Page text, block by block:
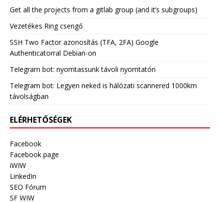
Get all the projects from a gitlab group (and it’s subgroups)
Vezetékes Ring csengő
SSH Two Factor azonosítás (TFA, 2FA) Google
Authenticatorral Debian-on
Telegram bot: nyomtassunk távoli nyomtatón
Telegram bot: Legyen neked is hálózati scannered 1000km
távolságban
ELÉRHETŐSÉGEK
Facebook
Facebook page
iWIW
LinkedIn
SEO Fórum
SF WIW